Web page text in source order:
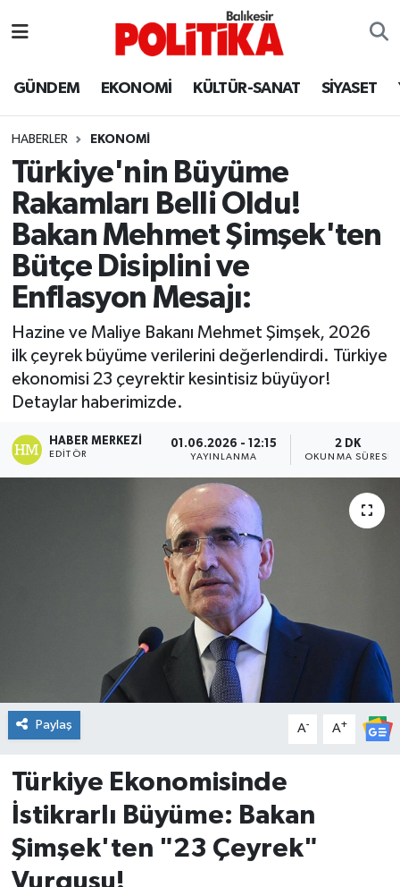
GÜNDEM EKONOMİ KÜLTÜR-SANAT SİYASET
HABERLER EKONOMİ
Türkiye'nin Büyüme
Rakamları Belli Oldu!
Bakan Mehmet Şimşek'ten
Bütçe Disiplini ve
Enflasyon Mesajı:
Hazine ve Maliye Bakanı Mehmet Şimşek, 2026
ilk çeyrek büyüme verilerini değerlendirdi. Türkiye
ekonomisi 23 çeyrektir kesintisiz büyüyor!
Detaylar haberimizde.
HABER MERKEZI
EDITÖR
01.06.2026 - 12:15
YAYINLANMA
2 DK
OKUNMA SÜRESI
Paylaş A- A+
Türkiye Ekonomisinde
İstikrarlı Büyüme: Bakan
Şimşek'ten "23 Çeyrek"
Ayvalık
Balya
Bandırma
Bigadiç
BİYOGRAFİLER
Burhaniye
ÇEVRE
DÜNYA
Dursunbey
Gömeç
Havran
İvrindi
Balıkesir Hava Durumu
Balıkesir Namaz Vakitleri
Balıkesir Trafik Yoğunluk Haritası
Süper Lig Puan Durumu ve Fikstür
Tüm Manşetler
Son Dakika Haberleri
Haber Arşivi